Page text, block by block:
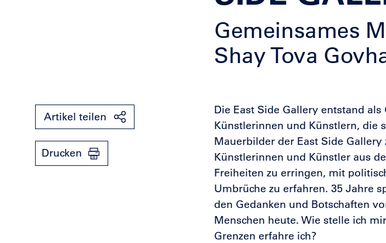
Gemeinsames
Shay Tova
Artikel teilen
Drucken
Die East Side Gallery entstand
Künstlerinnen und Künstlern, die
Mauerbilder der East Side
Künstlerinnen und Künstler aus
Freiheiten zu erringen, mit
Umbrüche zu erfahren. 35 Jahre
den Gedanken und Botschaften
Menschen heute. Wie stelle ich
Grenzen erfahre ich?